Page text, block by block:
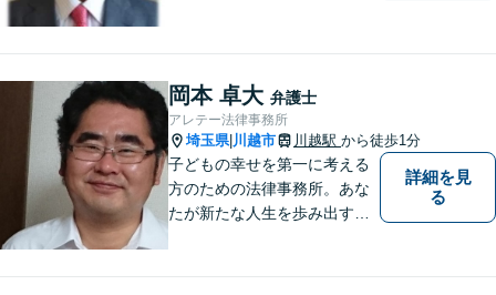
岡本 卓大 弁護士
アレテー法律事務所
埼玉県| 川越市 川越駅 から徒歩1分
子どもの幸せを第一に考える
方のための法律事務所。あな
たが新たな人生を歩み出すた
詳細を見
る